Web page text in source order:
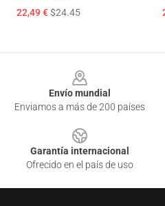
22,49 €$24.45
Envío mundial
Enviamos a más de 200 países
Garantía internacional
Ofrecido en el país de uso